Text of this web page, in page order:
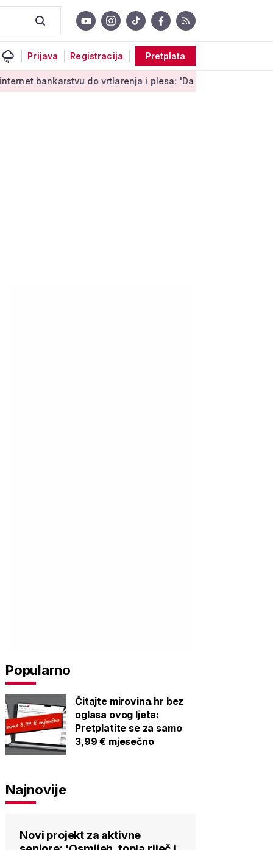
Prijava Registracija Pretplata
do vrtlarenja i plesa: 'Da starije osobe ne ostavimo same'
Popularno
Čitajte mirovina.hr bez
oglasa ovog ljeta:
Pretplatite se za samo
3,99 € mjesečno
Najnovije
Novi projekt za aktivne